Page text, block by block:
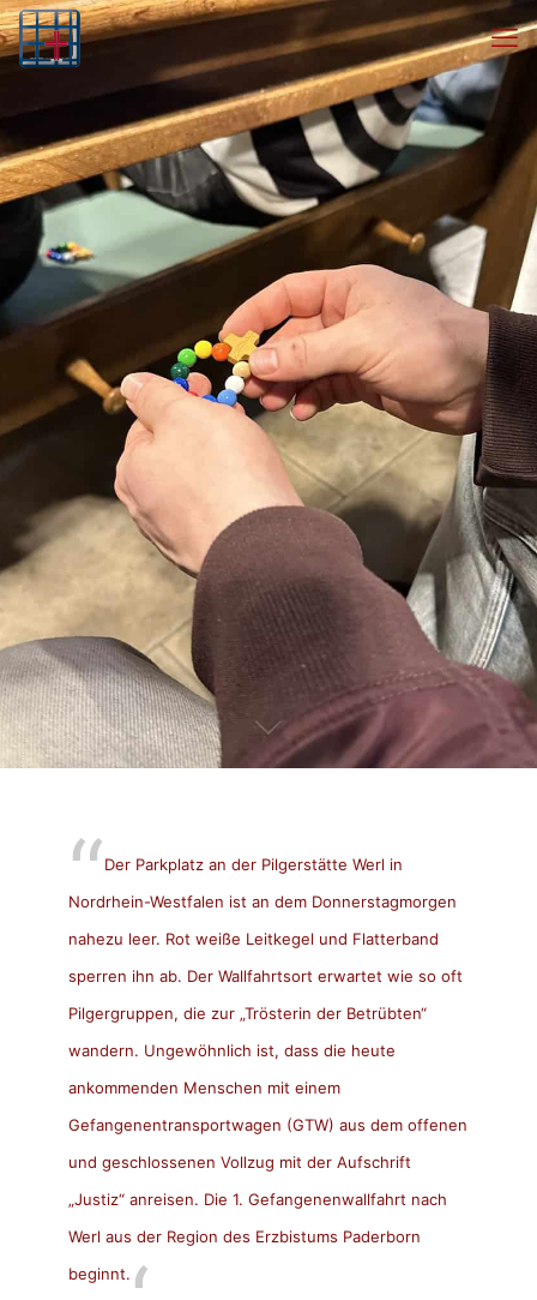
Der Parkplatz an der Pilgerstätte Werl in
Nordrhein-Westfalen ist an dem Donnerstagmorgen
nahezu leer. Rot weiße Leitkegel und Flatterband
sperren ihn ab. Der Wallfahrtsort erwartet wie so oft
Pilgergruppen, die zur „Trösterin der Betrübten“
wandern. Ungewöhnlich ist, dass die heute
ankommenden Menschen mit einem
Gefangenentransportwagen (GTW) aus dem offenen
und geschlossenen Vollzug mit der Aufschrift
„Justiz“ anreisen. Die 1. Gefangenenwallfahrt nach
Werl aus der Region des Erzbistums Paderborn
beginnt.